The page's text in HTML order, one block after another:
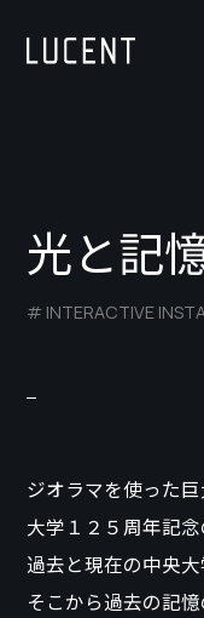
光と記
# INTERACTIVE
ジオラマを使った
大学１２５周年記念
過去と現在の中央
そこから過去の記